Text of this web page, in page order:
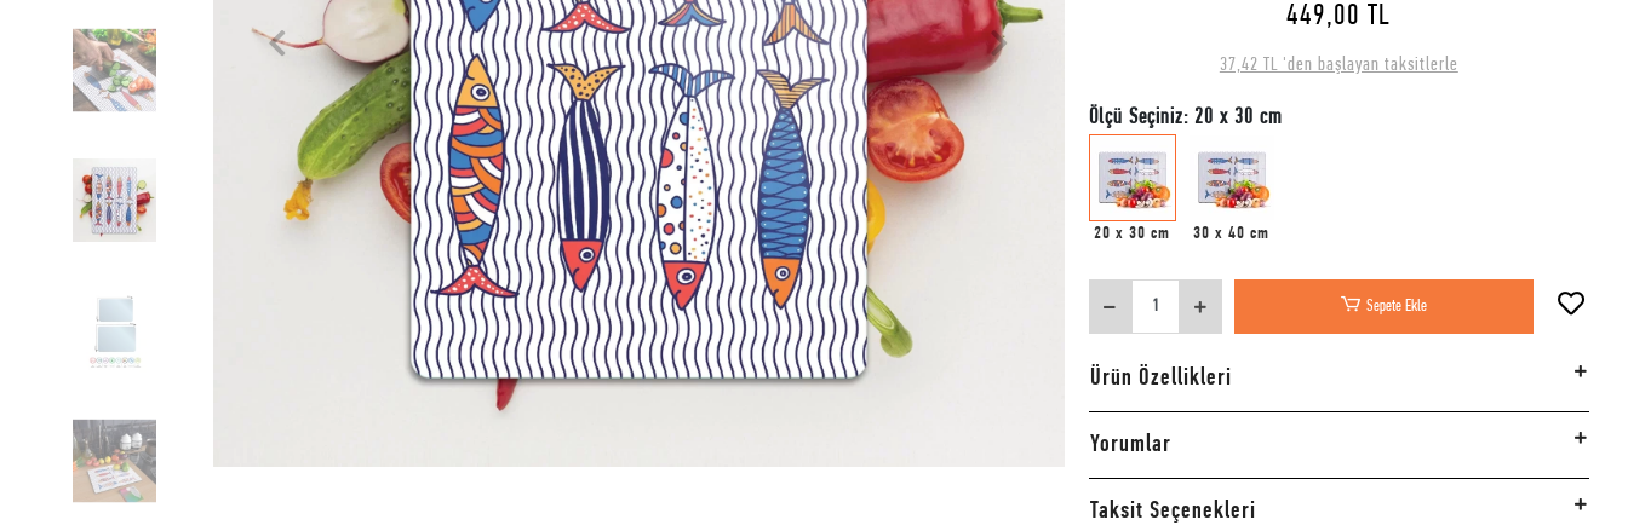
449,00 TL
37,42 TL 'den başlayan taksitlerle
Ölçü Seçiniz: 20 x 30 cm
20 x 30 cm 30 x 40 cm
Sepete Ekle
Ürün Özellikleri
Yorumlar
Taksit Seçenekleri